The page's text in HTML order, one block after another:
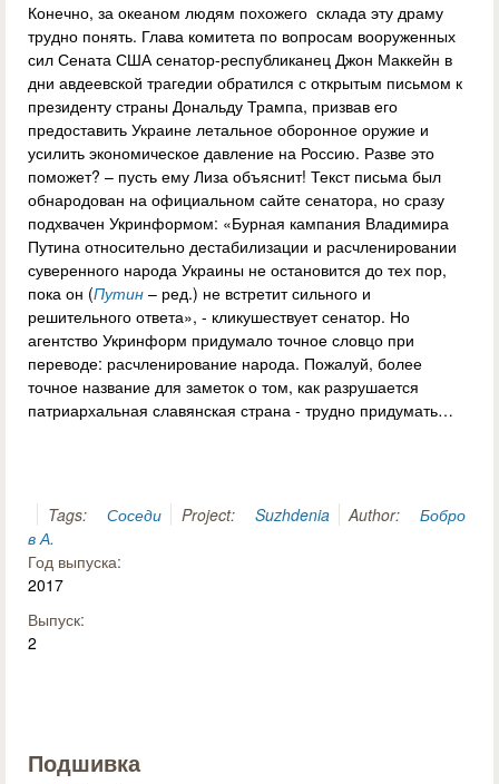
Конечно, за океаном людям похожего склада эту драму
трудно понять. Глава комитета по вопросам вооруженных
сил Сената США сенатор-республиканец Джон Маккейн в
дни авдеевской трагедии обратился с открытым письмом к
президенту страны Дональду Трампа, призвав его
предоставить Украине летальное оборонное оружие и
усилить экономическое давление на Россию. Разве это
поможет? – пусть ему Лиза объяснит! Текст письма был
обнародован на официальном сайте сенатора, но сразу
подхвачен Укринформом: «Бурная кампания Владимира
Путина относительно дестабилизации и расчленировании
суверенного народа Украины не остановится до тех пор,
пока он (Путин – ред.) не встретит сильного и
решительного ответа», - кликушествует сенатор. Но
агентство Укринформ придумало точное словцо при
переводе: расчленирование народа. Пожалуй, более
точное название для заметок о том, как разрушается
патриархальная славянская страна - трудно придумать…
Tags: Соседи Project: Suzhdenia Author:
Бобро
в А.
Год выпуска:
2017
Выпуск:
2
Подшивка